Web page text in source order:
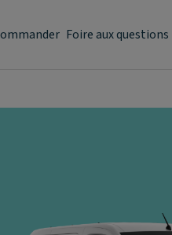
Foire aux questions